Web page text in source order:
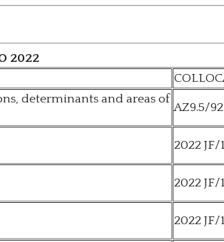
2022
determinants and areas of
AZ9.5/92
2022 JF/
2022 JF/
2022 JF/